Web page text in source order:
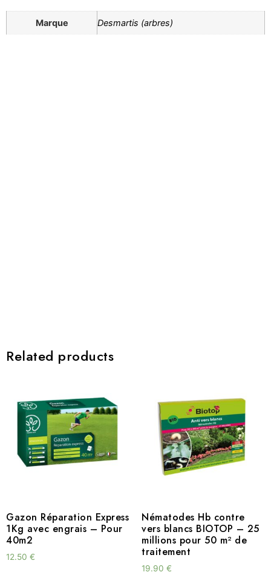
Marque Desmartis (arbres)
Related products
Gazon Réparation Express
1Kg avec engrais – Pour
40m2
12.50 €
Nématodes Hb contre
vers blancs BIOTOP – 25
millions pour 50 m² de
traitement
19.90 €